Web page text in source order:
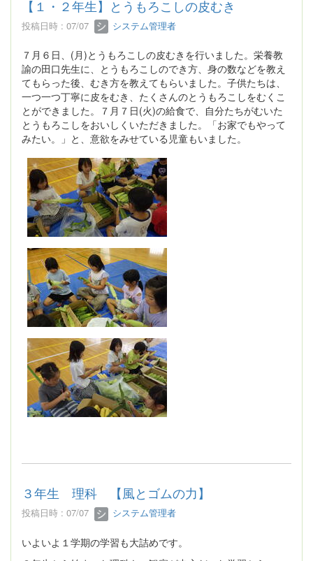
【１・２年生】とうもろこしの皮むき
投稿日時 : 07/07 システム管理者
７月６日、(月)とうもろこしの皮むきを行いました。栄養教
諭の田口先生に、とうもろこしのでき方、身の数などを教え
てもらった後、むき方を教えてもらいました。子供たちは、
一つ一つ丁寧に皮をむき、たくさんのとうもろこしをむくこ
とができました。７月７日(火)の給食で、自分たちがむいた
とうもろこしをおいしくいただきました。「お家でもやって
みたい。」と、意欲をみせている児童もいました。
３年生 理科 【風とゴムの力】
投稿日時 : 07/07 システム管理者
いよいよ１学期の学習も大詰めです。